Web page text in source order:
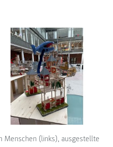
Menschen (links), ausgestellte